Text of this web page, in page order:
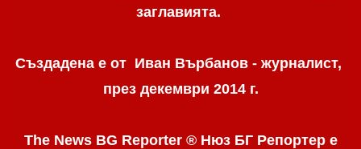
заглавията.
Създадена е от Иван Върбанов - журналист,
през декември 2014 г.
The News BG Reporter ® Нюз БГ Репортере